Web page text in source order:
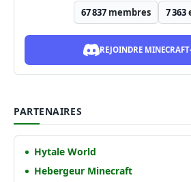
67 837 membres 7 363
REJOINDRE
PARTENAIRES
Hytale World
Hebergeur Minecraft